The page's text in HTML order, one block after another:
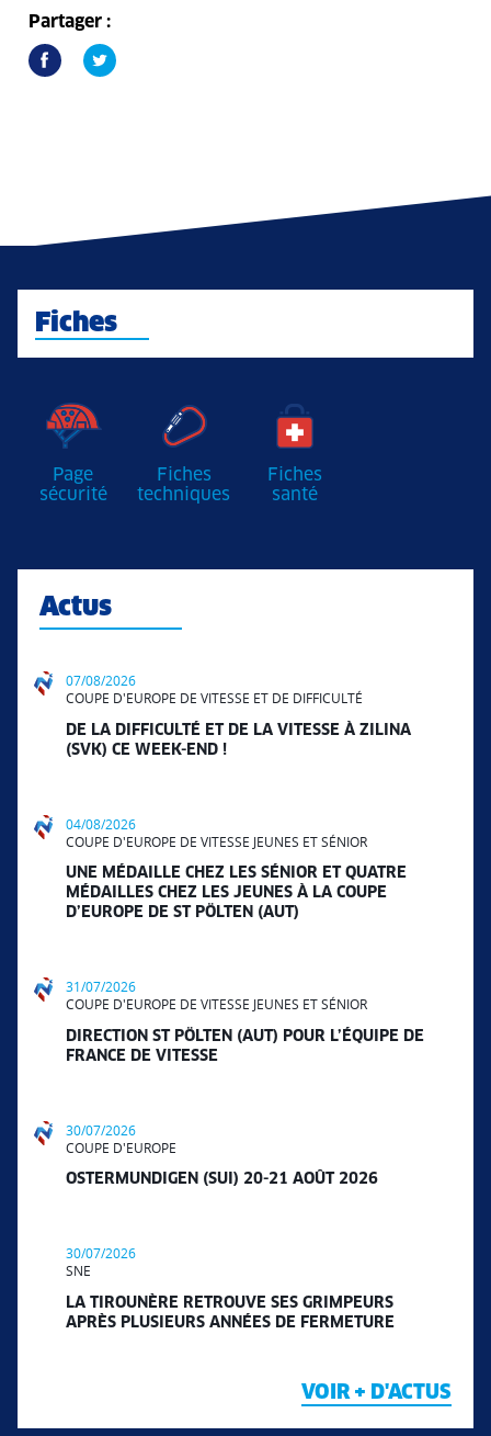
Partager :
Fiches
Page
sécurité
Fiches
techniques
Fiches
santé
Actus
07/08/2026
COUPE D'EUROPE DE VITESSE ET DE DIFFICULTÉ
DE LA DIFFICULTÉ ET DE LA VITESSE À ZILINA
(SVK) CE WEEK-END !
04/08/2026
COUPE D'EUROPE DE VITESSE JEUNES ET SÉNIOR
UNE MÉDAILLE CHEZ LES SÉNIOR ET QUATRE
MÉDAILLES CHEZ LES JEUNES À LA COUPE
D’EUROPE DE ST PÖLTEN (AUT)
31/07/2026
COUPE D'EUROPE DE VITESSE JEUNES ET SÉNIOR
DIRECTION ST PÖLTEN (AUT) POUR L’ÉQUIPE DE
FRANCE DE VITESSE
30/07/2026
COUPE D'EUROPE
OSTERMUNDIGEN (SUI) 20-21 AOÛT 2026
30/07/2026
SNE
LA TIROUNÈRE RETROUVE SES GRIMPEURS
APRÈS PLUSIEURS ANNÉES DE FERMETURE
VOIR + D'ACTUS